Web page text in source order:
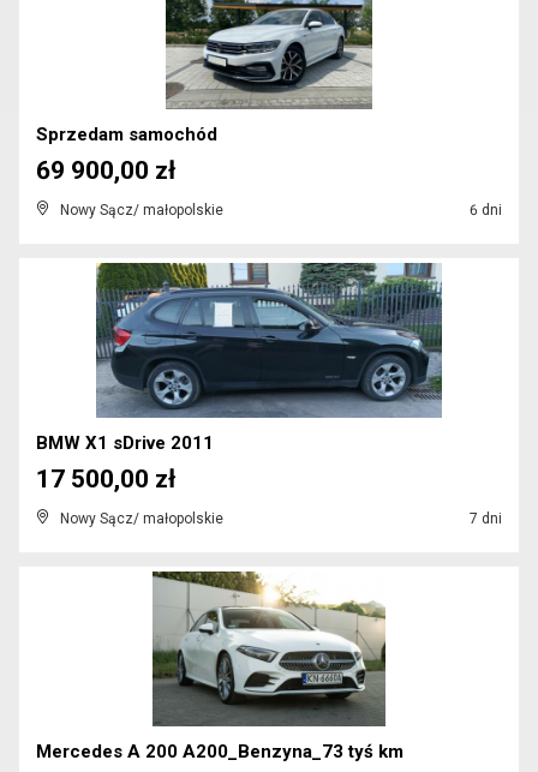
Sprzedam samochód
Nowy Sącz/ małopolskie 6 dni
69 900,00 zł
BMW X1 sDrive 2011
Nowy Sącz/ małopolskie 7 dni
17 500,00 zł
Mercedes A 200 A200_Benzyna_73 tyś km